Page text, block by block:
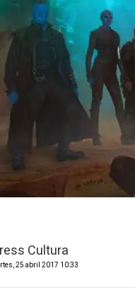
Cultura
25 abril 2017 10:33